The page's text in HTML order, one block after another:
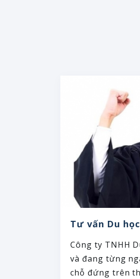
Tư vấn Du
Công ty TNHH
và đang từng
chỗ đứng trên